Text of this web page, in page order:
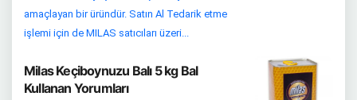
amaçlayan bir üründür. Satın Al Tedarik etme
işlemi için de MILAS satıcıları üzeri...
Milas Keçiboynuzu Balı 5 kg Bal
Kullanan Yorumları